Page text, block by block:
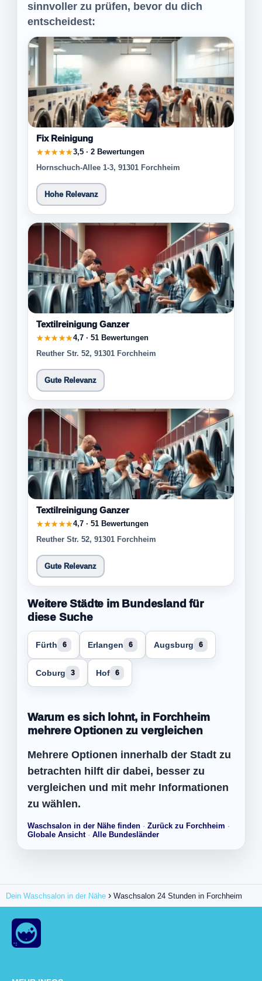
sinnvoller zu prüfen, bevor du dich
entscheidest:
Fix Reinigung
★★★★★3,5 · 2 Bewertungen
Hornschuch-Allee 1-3, 91301 Forchheim
Hohe Relevanz
Textilreinigung Ganzer
★★★★★4,7 · 51 Bewertungen
Reuther Str. 52, 91301 Forchheim
Gute Relevanz
Textilreinigung Ganzer
★★★★★4,7 · 51 Bewertungen
Reuther Str. 52, 91301 Forchheim
Gute Relevanz
Weitere Städte im Bundesland für
diese Suche
Fürth 6 Erlangen 6 Augsburg 6
Coburg 3 Hof 6
Warum es sich lohnt, in Forchheim
mehrere Optionen zu vergleichen
Mehrere Optionen innerhalb der Stadt zu
betrachten hilft dir dabei, besser zu
vergleichen und mit mehr Informationen
zu wählen.
Waschsalon in der Nähe finden · Zurück zu Forchheim ·
Globale Ansicht· Alle Bundesländer
Dein Waschsalon in der Nähe Waschsalon 24 Stunden in Forchheim